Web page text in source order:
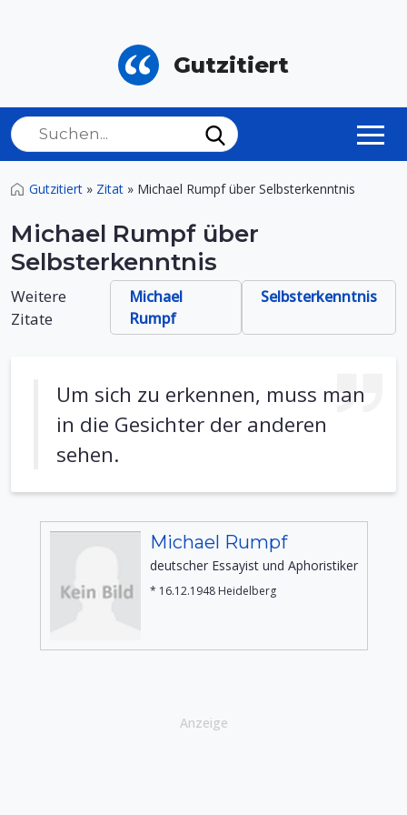
Gutzitiert
Gutzitiert » Zitat » Michael Rumpf über Selbsterkenntnis
Michael Rumpf über
Selbsterkenntnis
Weitere
Zitate
Michael
Rumpf
Selbsterkenntnis
Um sich zu erkennen, muss man
in die Gesichter der anderen
sehen.
Michael Rumpf
deutscher Essayist und Aphoristiker
* 16.12.1948 Heidelberg
Anzeige